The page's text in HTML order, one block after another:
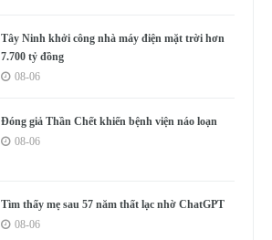
Tây Ninh khởi công nhà máy điện mặt trời hơn
7.700 tỷ đồng
08-06
Đóng giả Thần Chết khiến bệnh viện náo loạn
08-06
Tìm thấy mẹ sau 57 năm thất lạc nhờ ChatGPT
08-06